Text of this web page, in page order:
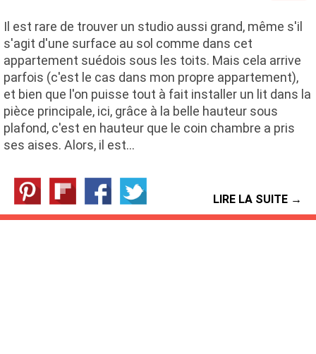
Il est rare de trouver un studio aussi grand, même s'il
s'agit d'une surface au sol comme dans cet
appartement suédois sous les toits. Mais cela arrive
parfois (c'est le cas dans mon propre appartement),
et bien que l'on puisse tout à fait installer un lit dans la
pièce principale, ici, grâce à la belle hauteur sous
plafond, c'est en hauteur que le coin chambre a pris
ses aises. Alors, il est…
LIRE LA SUITE →